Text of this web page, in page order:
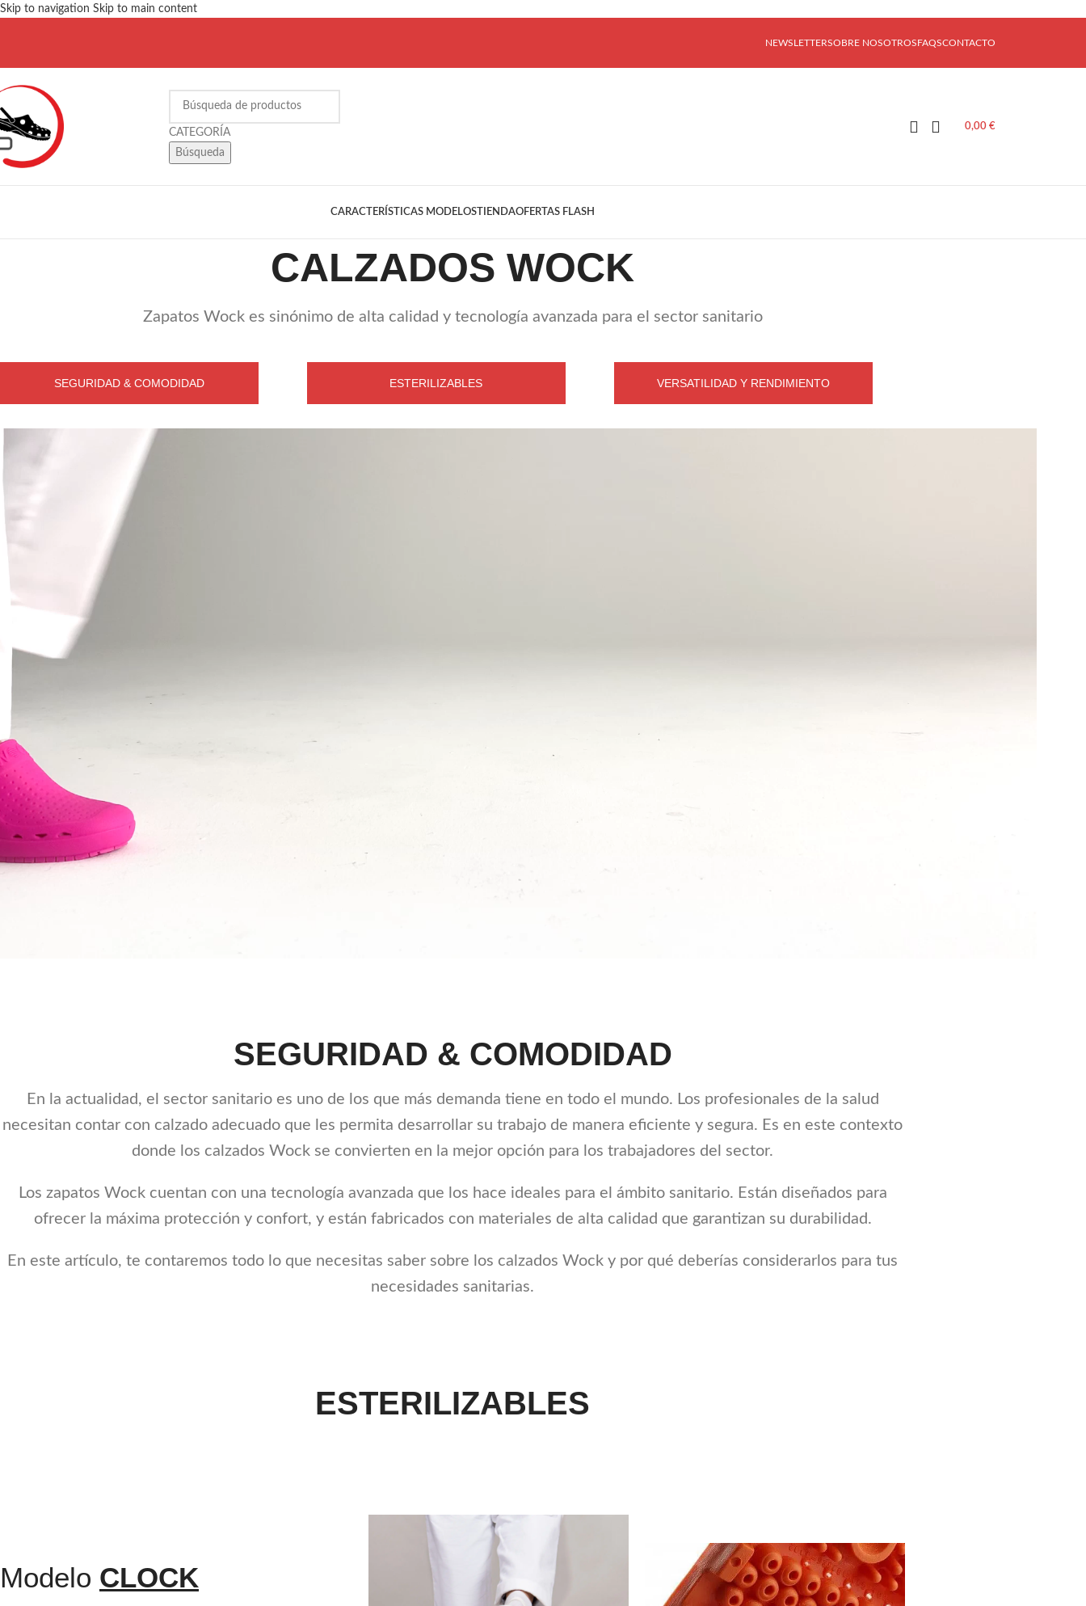
Skip to navigation Skip to main content
NEWSLETTERSOBRE NOSOTROSFAQSCONTACTO
Búsqueda
0,00 €
CARACTERÍSTICAS MODELOS TIENDAOFERTAS FLASH
CALZADOS WOCK
Zapatos Wock es sinónimo de alta calidad y tecnología avanzada para el sector sanitario
SEGURIDAD & COMODIDAD ESTERILIZABLES VERSATILIDAD Y RENDIMIENTO
SEGURIDAD & COMODIDAD
En la actualidad, el sector sanitario es uno de los que más demanda tiene en todo el mundo. Los profesionales de la salud
necesitan contar con calzado adecuado que les permita desarrollar su trabajo de manera eficiente y segura. Es en este contexto
donde los calzados Wock se convierten en la mejor opción para los trabajadores del sector.
Los zapatos Wock cuentan con una tecnología avanzada que los hace ideales para el ámbito sanitario. Están diseñados para
ofrecer la máxima protección y confort, y están fabricados con materiales de alta calidad que garantizan su durabilidad.
En este artículo, te contaremos todo lo que necesitas saber sobre los calzados Wock y por qué deberías considerarlos para tus
necesidades sanitarias.
ESTERILIZABLES
Modelo CLOCK​